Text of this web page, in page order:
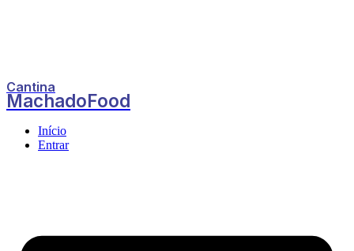
Cantina
MachadoFood
Início
Entrar